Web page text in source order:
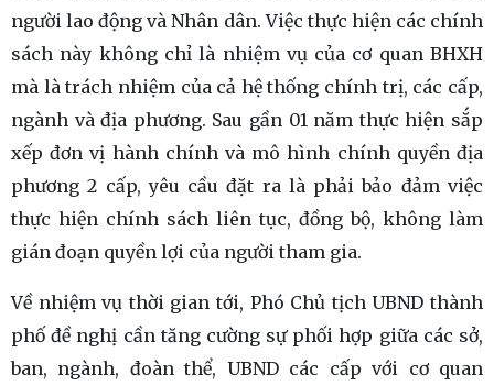
người lao động và Nhân dân. Việc thực hiện các chính
sách này không chỉ là nhiệm vụ của cơ quan BHXH
mà là trách nhiệm của cả hệ thống chính trị, các cấp,
ngành và địa phương. Sau gần 01 năm thực hiện sắp
xếp đơn vị hành chính và mô hình chính quyền địa
phương 2 cấp, yêu cầu đặt ra là phải bảo đảm việc
thực hiện chính sách liên tục, đồng bộ, không làm
gián đoạn quyền lợi của người tham gia.
Về nhiệm vụ thời gian tới, Phó Chủ tịch UBND thành
phố đề nghị cần tăng cường sự phối hợp giữa các sở,
ban, ngành, đoàn thể, UBND các cấp với cơ quan